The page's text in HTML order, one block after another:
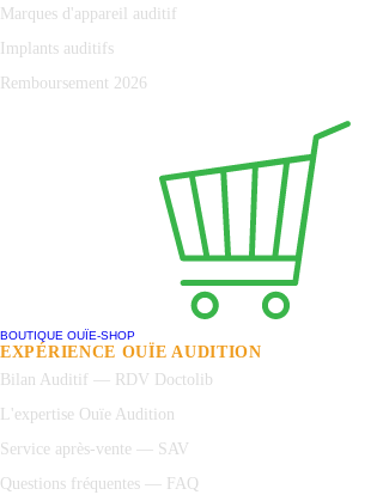
Marques d'appareil auditif
Implants auditifs
Remboursement 2026
BOUTIQUE OUÏE-SHOP
EXPÉRIENCE OUÏE AUDITION
Bilan Auditif — RDV Doctolib
L'expertise Ouïe Audition
Service après-vente — SAV
Questions fréquentes — FAQ